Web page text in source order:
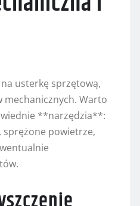
usterkę sprzętową,
mechanicznych. Warto
**narzędzia**:
sprężone powietrze,